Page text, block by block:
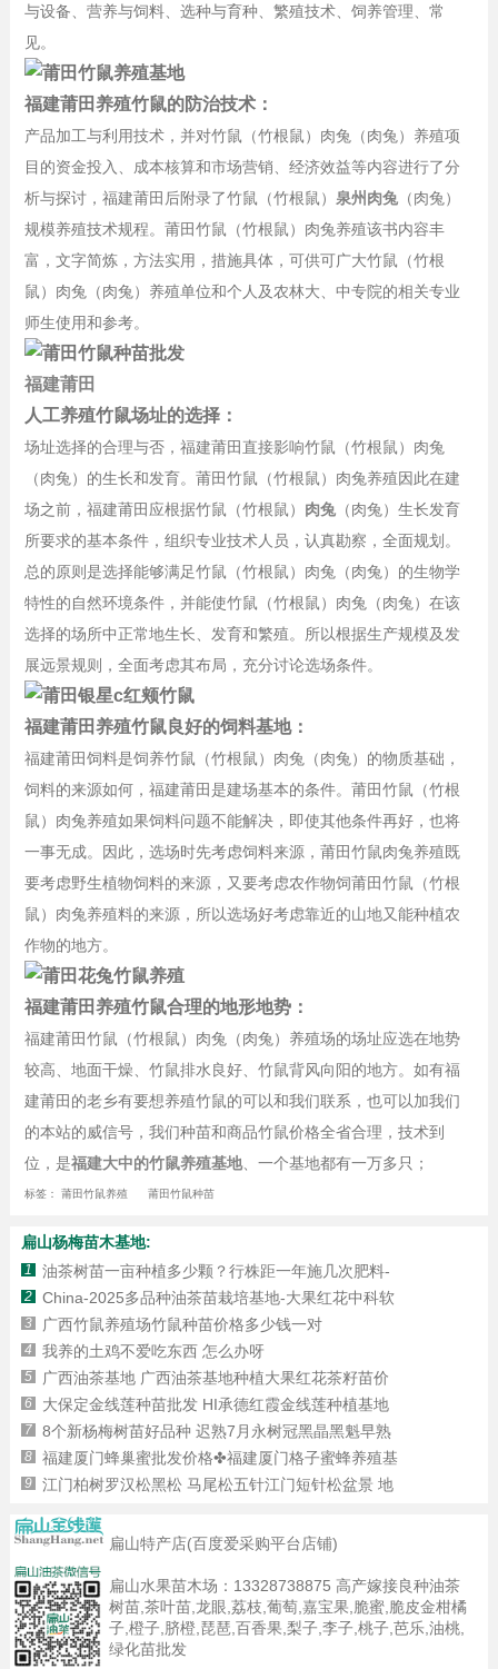
与设备、营养与饲料、选种与育种、繁殖技术、饲养管理、常
见。
福建莆田养殖竹鼠的防治技术：
产品加工与利用技术，并对竹鼠（竹根鼠）肉兔（肉兔）养殖项
目的资金投入、成本核算和市场营销、经济效益等内容进行了分
析与探讨，福建莆田后附录了竹鼠（竹根鼠） 泉州肉兔（肉兔）
规模养殖技术规程。莆田竹鼠（竹根鼠）肉兔养殖该书内容丰
富，文字简炼，方法实用，措施具体，可供可广大竹鼠（竹根
鼠）肉兔（肉兔）养殖单位和个人及农林大、中专院的相关专业
师生使用和参考。
福建莆田
人工养殖竹鼠场址的选择：
场址选择的合理与否，福建莆田直接影响竹鼠（竹根鼠）肉兔
（肉兔）的生长和发育。莆田竹鼠（竹根鼠）肉兔养殖因此在建
场之前，福建莆田应根据竹鼠（竹根鼠） 肉兔（肉兔）生长发育
所要求的基本条件，组织专业技术人员，认真勘察，全面规划。
总的原则是选择能够满足竹鼠（竹根鼠）肉兔（肉兔）的生物学
特性的自然环境条件，并能使竹鼠（竹根鼠）肉兔（肉兔）在该
选择的场所中正常地生长、发育和繁殖。所以根据生产规模及发
展远景规则，全面考虑其布局，充分讨论选场条件。
福建莆田养殖竹鼠良好的饲料基地：
福建莆田饲料是饲养竹鼠（竹根鼠）肉兔（肉兔）的物质基础，
饲料的来源如何，福建莆田是建场基本的条件。莆田竹鼠（竹根
鼠）肉兔养殖如果饲料问题不能解决，即使其他条件再好，也将
一事无成。因此，选场时先考虑饲料来源，莆田竹鼠肉兔养殖既
要考虑野生植物饲料的来源，又要考虑农作物饲莆田竹鼠（竹根
鼠）肉兔养殖料的来源，所以选场好考虑靠近的山地又能种植农
作物的地方。
福建莆田养殖竹鼠合理的地形地势：
福建莆田竹鼠（竹根鼠）肉兔（肉兔）养殖场的场址应选在地势
较高、地面干燥、竹鼠排水良好、竹鼠背风向阳的地方。如有福
建莆田的老乡有要想养殖竹鼠的可以和我们联系，也可以加我们
的本站的威信号，我们种苗和商品竹鼠价格全省合理，技术到
位，是福建大中的竹鼠养殖基地、一个基地都有一万多只；
标签： 莆田竹鼠养殖 莆田竹鼠种苗
扁山杨梅苗木基地:
1 油茶树苗一亩种植多少颗？行株距一年施几次肥料-
2 China-2025多品种油茶苗栽培基地-大果红花中科软
3 广西竹鼠养殖场竹鼠种苗价格多少钱一对
4 我养的土鸡不爱吃东西 怎么办呀
5 广西油茶基地 广西油茶基地种植大果红花茶籽苗价
6 大保定金线莲种苗批发 HI承德红霞金线莲种植基地
7 8个新杨梅树苗好品种 迟熟7月永树冠黑晶黑魁早熟
8 福建厦门蜂巢蜜批发价格✤福建厦门格子蜜蜂养殖基
9 江门柏树罗汉松黑松 马尾松五针江门短针松盆景 地
扁山特产店(百度爱采购平台店铺)
扁山水果苗木场： 13328738875 高产嫁接良种油茶
树苗,茶叶苗,龙眼,荔枝,葡萄,嘉宝果,脆蜜,脆皮金柑橘
子,橙子,脐橙,琵琶,百香果,梨子,李子,桃子,芭乐,油桃,
绿化苗批发